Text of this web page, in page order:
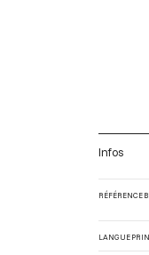
Infos
RÉFÉRENCE
LANGUE